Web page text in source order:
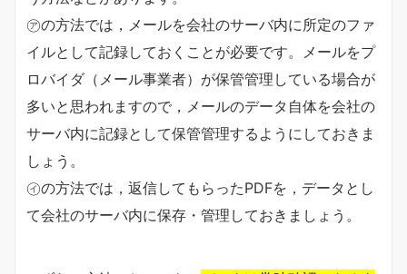
㋐の方法では，メールを会社のサーバ内に所定のファ
イルとして記録しておくことが必要です。メールをプ
ロバイダ（メール事業者）が保管管理している場合が
多いと思われますので，メールのデータ自体を会社の
サーバ内に記録として保管管理するようにしておきま
しょう。
㋑の方法では，返信してもらったPDFを，データとし
て会社のサーバ内に保存・管理しておきましょう。